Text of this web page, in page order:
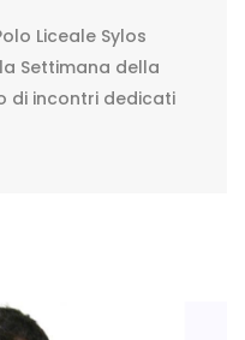
Liceale Sylos
Settimana della
di incontri dedicati